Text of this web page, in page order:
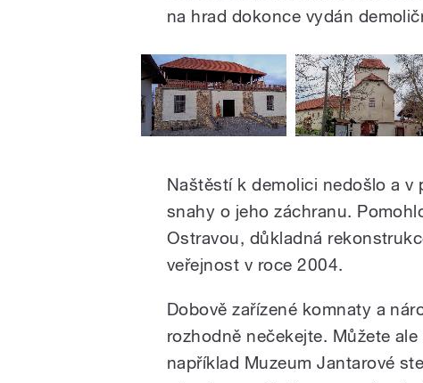
na hrad dokonce vydán
Naštěstí k demolici nedošlo a
snahy o jeho záchranu.
Ostravou, důkladná
veřejnost v roce 2004.
Dobově zařízené komnaty a
rozhodně nečekejte. Můžete
například Muzeum Jantarové